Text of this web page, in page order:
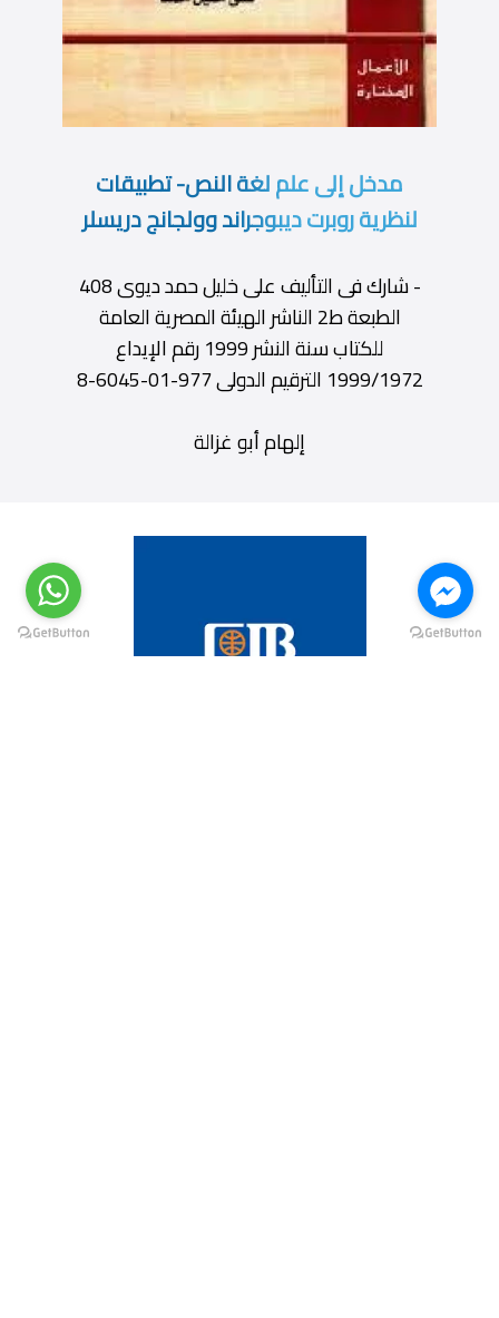
مدخل إلى علم لغة النص- تطبيقات
لنظرية روبرت ديبوجراند وولجانج دريسلر
- شارك فى التأليف على خليل حمد ديوى 408
الطبعة ط2 الناشر الهيئة المصرية العامة
للكتاب سنة النشر 1999 رقم الإيداع
1999/1972 الترقيم الدولى 977-01-6045-8
إلهام أبو غزالة